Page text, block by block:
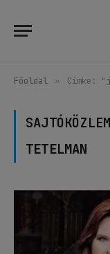
Főoldal » Címke:
TETELMAN